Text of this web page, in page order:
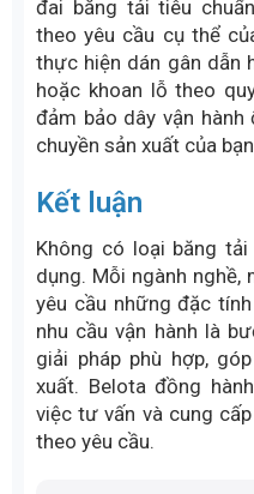
Belota không chỉ là
đối tác kỹ thuật
trong quá trình vận
Đội ngũ kỹ thuật của
vấn lựa chọn vật liệu
việc, tải trọng và ngân
nghiệp. Sau khi xác
phẩm được gia công
gân, dán gờ chắn,
các hạng mục kỹ thuật
Bên cạnh đó, Belota
hàng nhằm giúp
đề phát sinh trong quá
trì hoạt động ổn định
của hệ thống.